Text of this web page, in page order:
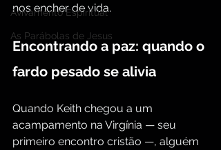
Avivamento Espiritual
As Parábolas de Jesus
nos encher de vida.
Encontrando a paz: quando o
fardo pesado se alivia
Quando Keith chegou a um
acampamento na Virgínia — seu
primeiro encontro cristão —, alguém